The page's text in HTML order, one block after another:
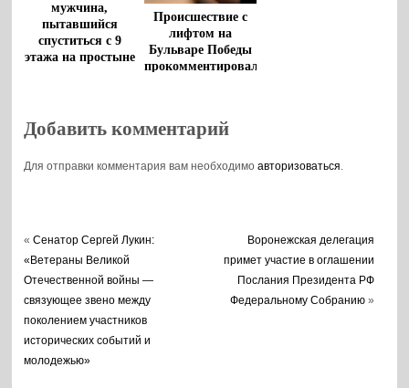
мужчина,
пытавшийся
спуститься с 9
этажа на простыне
Происшествие с
лифтом на
Бульваре Победы
прокомментировали
Добавить комментарий
Для отправки комментария вам необходимоавторизоваться.
«Сенатор Сергей Лукин:
«Ветераны Великой
Отечественной войны —
связующее звено между
поколением участников
исторических событий и
молодежью»
Воронежская делегация
примет участие в оглашении
Послания Президента РФ
Федеральному Собранию »